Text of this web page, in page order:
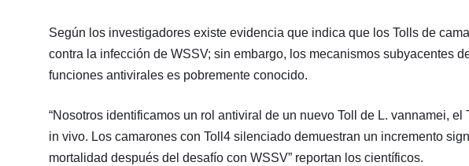
Según los investigadores existe evidencia que indica que los Tolls de
contra la infección de WSSV; sin embargo, los mecanismos subyacentes
funciones antivirales es pobremente conocido.
“Nosotros identificamos un rol antiviral de un nuevo Toll de L. vannamei,
in vivo. Los camarones con Toll4 silenciado demuestran un incremento
mortalidad después del desafío con WSSV” reportan los científicos.